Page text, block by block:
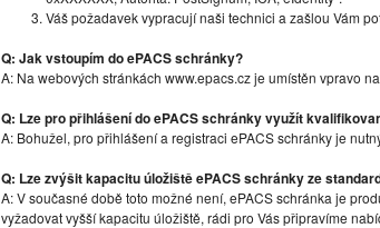
Váš požadavek vypracují naši technici a zašlou Vám
Q: Jak vstoupím do ePACS schránky?
A: Na webových stránkách www.epacs.cz je umístěn vpravo
Q: Lze pro přihlášení do ePACS schránky využít
A: Bohužel, pro přihlášení a registraci ePACS schránky je
Q: Lze zvýšit kapacitu úložiště ePACS schránky ze
A: V současné době toto možné není, ePACS schránka je
vyžadovat vyšší kapacitu úložiště, rádi pro Vás připravíme